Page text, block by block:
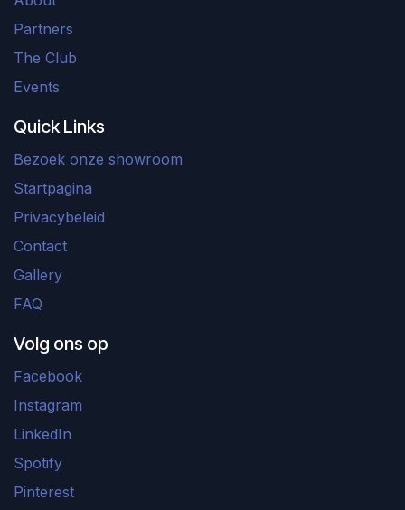
Partners
The Club
Events
Quick Links
Bezoek onze showroom
Startpagina
Privacybeleid
Contact
Gallery
FAQ
Volg ons op
Facebook
Instagram
LinkedIn
Spotify
Pinterest